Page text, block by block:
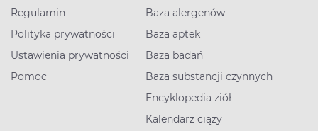
Regulamin
Polityka prywatności
Ustawienia prywatności
Pomoc
Baza alergenów
Baza aptek
Baza badań
Baza substancji czynnych
Encyklopedia ziół
Kalendarz ciąży